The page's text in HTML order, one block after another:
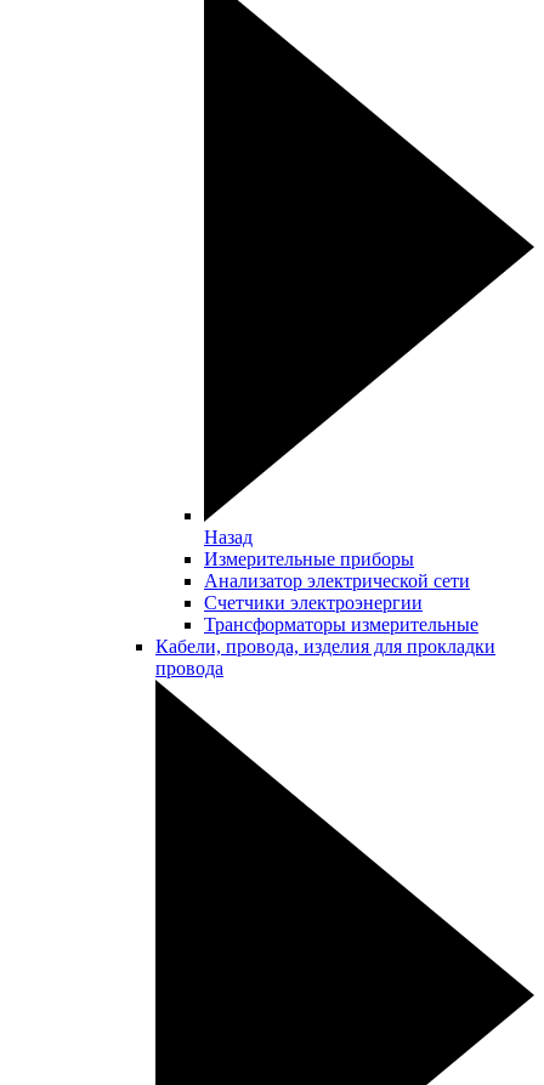
Назад
Измерительные приборы
Анализатор электрической сети
Счетчики электроэнергии
Трансформаторы измерительные
Кабели, провода, изделия для прокладки
провода